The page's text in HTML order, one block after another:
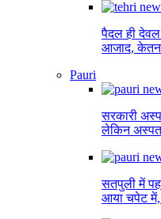
पैदल ही
आजाद, केतन
Pauri
सरकारी
लेकिन
सतपुली में
आया चपेट में,